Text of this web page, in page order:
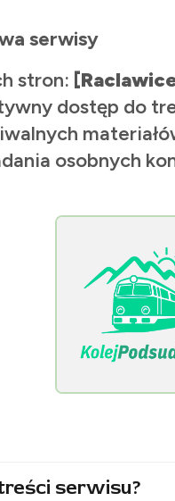
serwisy
stron:
dostęp do
osobnych
serwisu?